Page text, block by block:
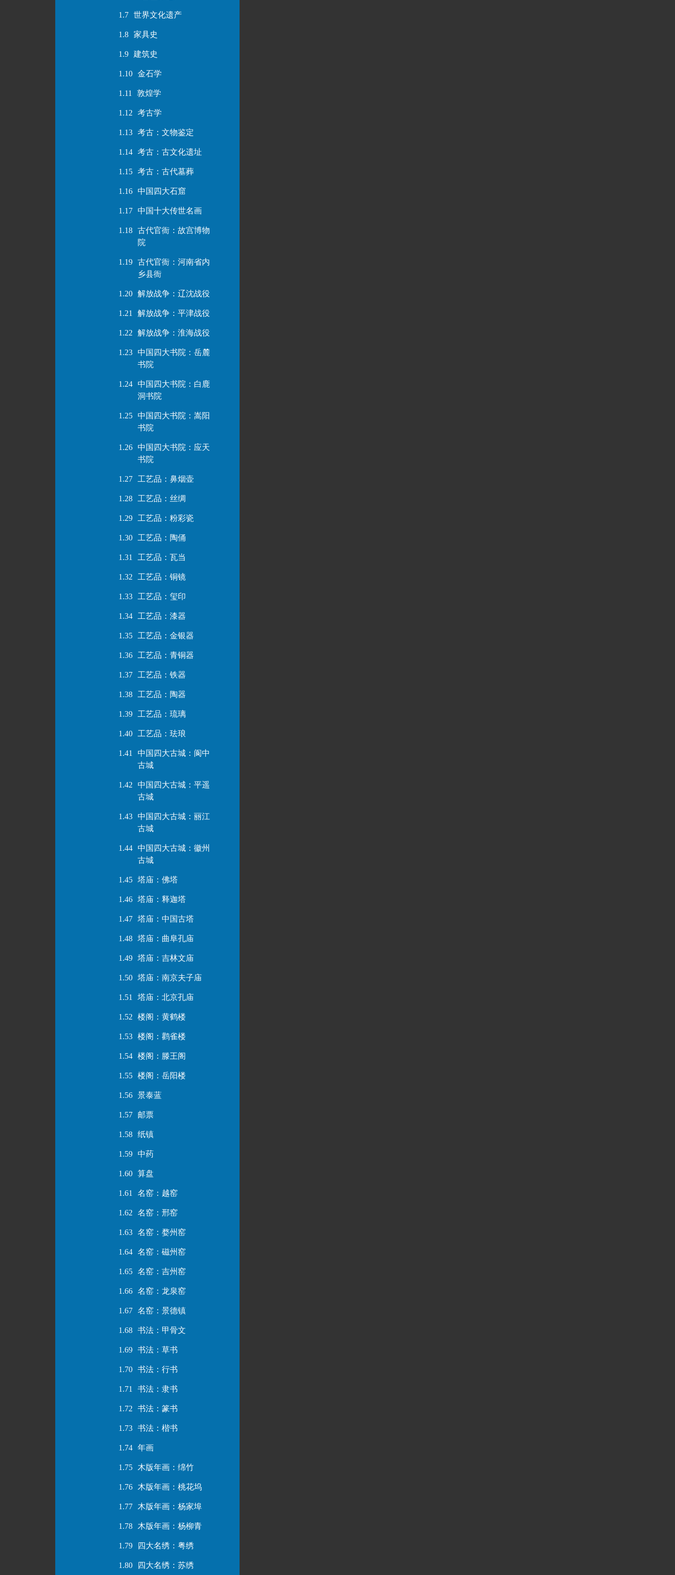
1.7 世界文化遗产
1.8 家具史
1.9 建筑史
1.10 金石学
1.11 敦煌学
1.12 考古学
1.13 考古：文物鉴定
1.14 考古：古文化遗址
1.15 考古：古代墓葬
1.16 中国四大石窟
1.17 中国十大传世名画
1.18
古代官衙：故宫博物
院
1.19
古代官衙：河南省内
乡县衙
1.20 解放战争：辽沈战役
1.21 解放战争：平津战役
1.22 解放战争：淮海战役
1.23
中国四大书院：岳麓
书院
1.24
中国四大书院：白鹿
洞书院
1.25
中国四大书院：嵩阳
书院
1.26
中国四大书院：应天
书院
1.27 工艺品：鼻烟壶
1.28 工艺品：丝绸
1.29 工艺品：粉彩瓷
1.30 工艺品：陶俑
1.31 工艺品：瓦当
1.32 工艺品：铜镜
1.33 工艺品：玺印
1.34 工艺品：漆器
1.35 工艺品：金银器
1.36 工艺品：青铜器
1.37 工艺品：铁器
1.38 工艺品：陶器
1.39 工艺品：琉璃
1.40 工艺品：珐琅
1.41
中国四大古城：阆中
古城
1.42
中国四大古城：平遥
古城
1.43
中国四大古城：丽江
古城
1.44
中国四大古城：徽州
古城
1.45 塔庙：佛塔
1.46 塔庙：释迦塔
1.47 塔庙：中国古塔
1.48 塔庙：曲阜孔庙
1.49 塔庙：吉林文庙
1.50 塔庙：南京夫子庙
1.51 塔庙：北京孔庙
1.52 楼阁：黄鹤楼
1.53 楼阁：鹳雀楼
1.54 楼阁：滕王阁
1.55 楼阁：岳阳楼
1.56 景泰蓝
1.57 邮票
1.58 纸镇
1.59 中药
1.60 算盘
1.61 名窑：越窑
1.62 名窑：邢窑
1.63 名窑：婺州窑
1.64 名窑：磁州窑
1.65 名窑：吉州窑
1.66 名窑：龙泉窑
1.67 名窑：景德镇
1.68 书法：甲骨文
1.69 书法：草书
1.70 书法：行书
1.71 书法：隶书
1.72 书法：篆书
1.73 书法：楷书
1.74 年画
1.75 木版年画：绵竹
1.76 木版年画：桃花坞
1.77 木版年画：杨家埠
1.78 木版年画：杨柳青
1.79 四大名绣：粤绣
1.80 四大名绣：苏绣